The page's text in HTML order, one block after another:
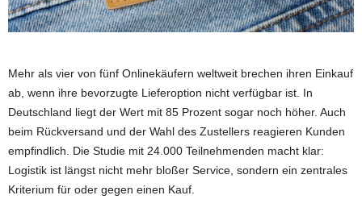
Mehr als vier von fünf Onlinekäufern weltweit brechen ihren Einkauf
ab, wenn ihre bevorzugte Lieferoption nicht verfügbar ist. In
Deutschland liegt der Wert mit 85 Prozent sogar noch höher. Auch
beim Rückversand und der Wahl des Zustellers reagieren Kunden
empfindlich. Die Studie mit 24.000 Teilnehmenden macht klar:
Logistik ist längst nicht mehr bloßer Service, sondern ein zentrales
Kriterium für oder gegen einen Kauf.